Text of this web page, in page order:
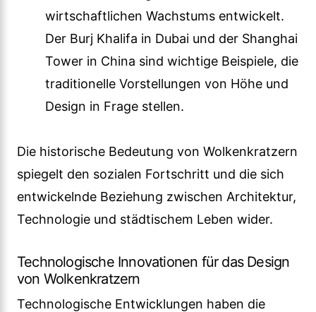
wirtschaftlichen Wachstums entwickelt.
Der Burj Khalifa in Dubai und der Shanghai
Tower in China sind wichtige Beispiele, die
traditionelle Vorstellungen von Höhe und
Design in Frage stellen.
Die historische Bedeutung von Wolkenkratzern
spiegelt den sozialen Fortschritt und die sich
entwickelnde Beziehung zwischen Architektur,
Technologie und städtischem Leben wider.
Technologische Innovationen für das Design
von Wolkenkratzern
Technologische Entwicklungen haben die